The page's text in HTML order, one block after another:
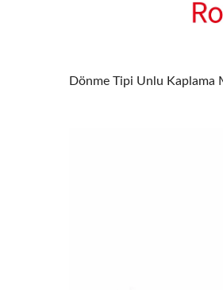
Dönme Tipi Unlu Kaplama